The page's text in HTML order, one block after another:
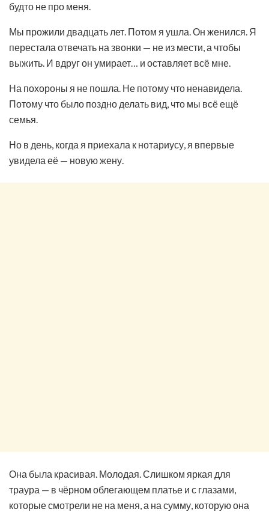
будто не про меня.
Мы прожили двадцать лет. Потом я ушла. Он женился. Я
перестала отвечать на звонки — не из мести, а чтобы
выжить. И вдруг он умирает… и оставляет всё мне.
На похороны я не пошла. Не потому что ненавидела.
Потому что было поздно делать вид, что мы всё ещё
семья.
Но в день, когда я приехала к нотариусу, я впервые
увидела её — новую жену.
Она была красивая. Молодая. Слишком яркая для
траура — в чёрном облегающем платье и с глазами,
которые смотрели не на меня, а на сумму, которую она